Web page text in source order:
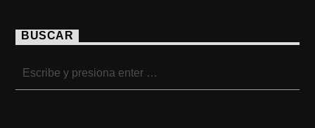
BUSCAR